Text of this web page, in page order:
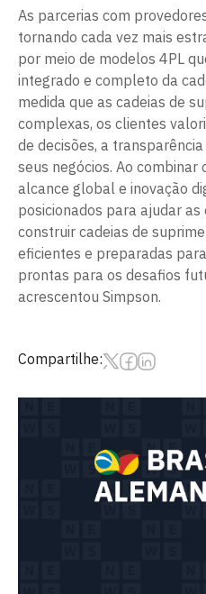
As parcerias com
tornando cada vez mais
por meio de modelos 4PL
integrado e completo da
medida que as cadeias de
complexas, os clientes
de decisões, a
seus negócios. Ao
alcance global e inovação
posicionados para ajudar
construir cadeias de
eficientes e preparadas
prontas para os desafios
acrescentou Simpson.
Compartilhe: